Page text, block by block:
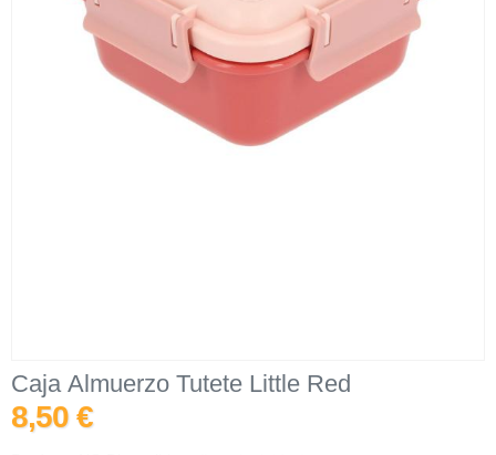
Caja Almuerzo Tutete Little Red
8,50 €